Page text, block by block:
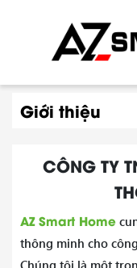
Giới thiệu
CÔNG TY
AZ Smart Home
thông minh cho
Chúng tôi là một